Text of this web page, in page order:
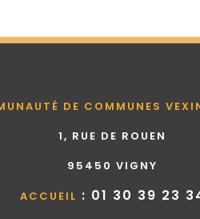
DE COMMUNES
1, RUE DE ROUEN
95450 VIGNY
ACCUEIL : 01 30 39 23